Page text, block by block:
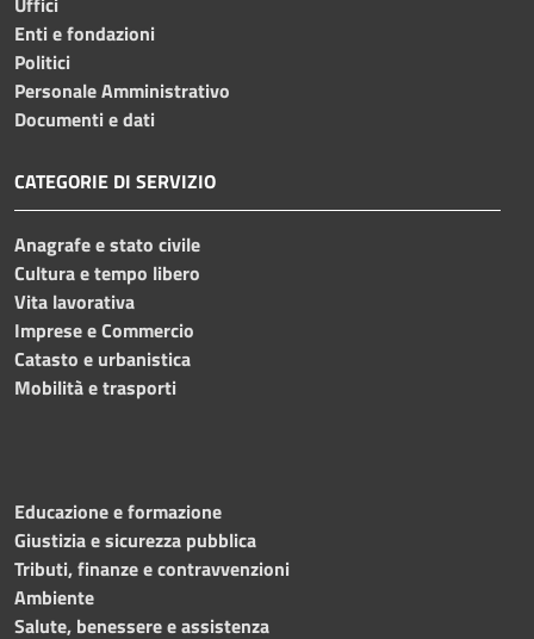
Enti e fondazioni
Politici
Personale Amministrativo
Documenti e dati
CATEGORIE DI SERVIZIO
Anagrafe e stato civile
Cultura e tempo libero
Vita lavorativa
Imprese e Commercio
Catasto e urbanistica
Mobilità e trasporti
Educazione e formazione
Giustizia e sicurezza pubblica
Tributi, finanze e contravvenzioni
Ambiente
Salute, benessere e assistenza